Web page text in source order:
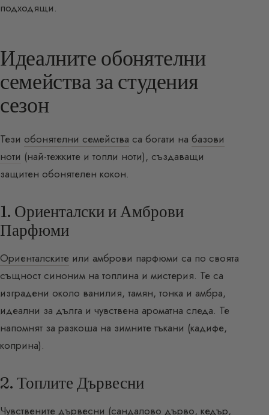
подходящи.
Идеалните обонятелни
семейства за студения
сезон
Тези обонятелни семейства са богати на базови
ноти (най-тежките и топли ноти), създаващи
защитен обонятелен кокон.
1. Ориенталски и Амброви
Парфюми
Ориенталските или амброви парфюми са по своята
същност синоним на топлина и мистерия. Те са
изградени около ванилия, тамян, тонка и амбра,
идеални за дълга и чувствена ароматна следа. Те
напомнят за разкоша на зимните тъкани (кадифе,
коприна).
2. Топлите Дървесни
Чувствените дървесни (сандалово дърво, кедър,